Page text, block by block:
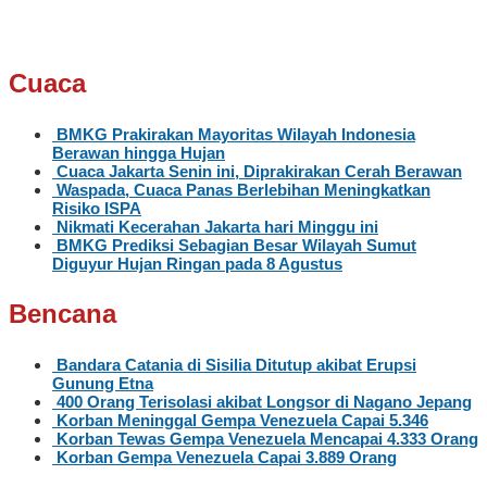
Cuaca
BMKG Prakirakan Mayoritas Wilayah Indonesia
Berawan hingga Hujan
Cuaca Jakarta Senin ini, Diprakirakan Cerah Berawan
Waspada, Cuaca Panas Berlebihan Meningkatkan
Risiko ISPA
Nikmati Kecerahan Jakarta hari Minggu ini
BMKG Prediksi Sebagian Besar Wilayah Sumut
Diguyur Hujan Ringan pada 8 Agustus
Bencana
Bandara Catania di Sisilia Ditutup akibat Erupsi
Gunung Etna
400 Orang Terisolasi akibat Longsor di Nagano Jepang
Korban Meninggal Gempa Venezuela Capai 5.346
Korban Tewas Gempa Venezuela Mencapai 4.333 Orang
Korban Gempa Venezuela Capai 3.889 Orang